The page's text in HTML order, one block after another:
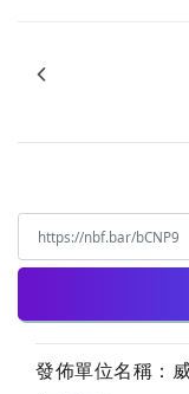
發佈單位名稱：